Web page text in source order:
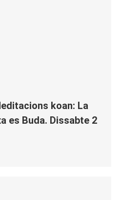
koan: La
es Buda. Dissabte 2